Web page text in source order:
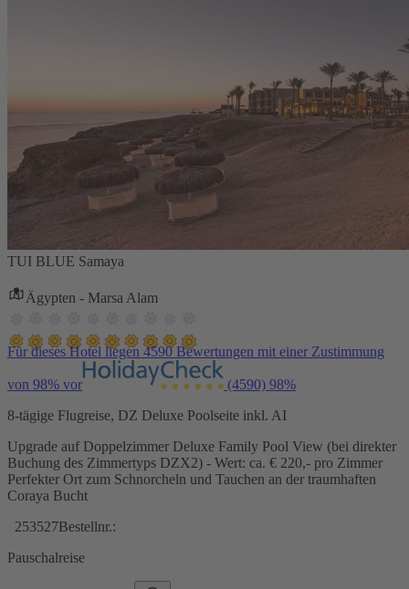
TUI BLUE Samaya
Ägypten - Marsa Alam
Für dieses Hotel liegen 4590 Bewertungen mit einer Zustimmung
von 98% vor (4590) 98%
8-tägige Flugreise, DZ Deluxe Poolseite inkl. AI
Upgrade auf Doppelzimmer Deluxe Family Pool View (bei direkter
Buchung des Zimmertyps DZX2) - Wert: ca. € 220,- pro Zimmer
Perfekter Ort zum Schnorcheln und Tauchen an der traumhaften
Coraya Bucht
253527Bestellnr.:
Pauschalreise